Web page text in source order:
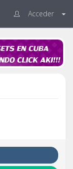
Acceder